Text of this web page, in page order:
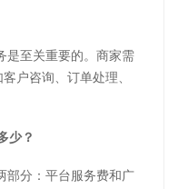
是至关重要的。商家需
户咨询、订单处理、
少？
部分：平台服务费和广